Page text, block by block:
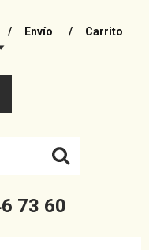
Envío
Carrito
73 60